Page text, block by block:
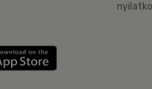
Szerezd meg: Google Play